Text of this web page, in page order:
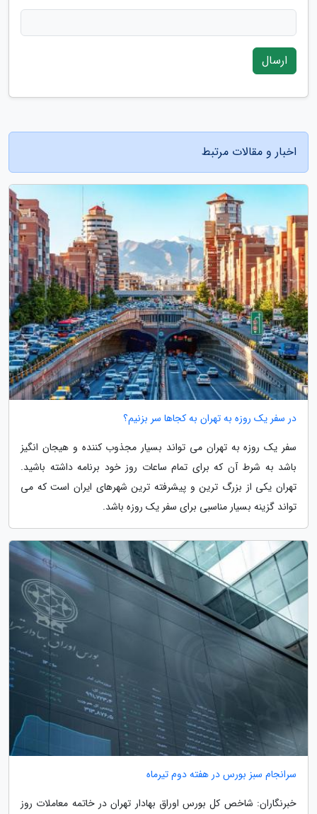
ارسال
اخبار و مقالات مرتبط
در سفر یک روزه به تهران به کجاها سر بزنیم؟
سفر یک روزه به تهران می تواند بسیار مجذوب کننده و هیجان انگیز
باشد به شرط آن که برای تمام ساعات روز خود برنامه داشته باشید.
تهران یکی از بزرگ ترین و پیشرفته ترین شهرهای ایران است که می
تواند گزینه بسیار مناسبی برای سفر یک روزه باشد.
سرانجام سبز بورس در هفته دوم تیرماه
خبرنگاران: شاخص کل بورس اوراق بهادار تهران در خاتمه معاملات روز